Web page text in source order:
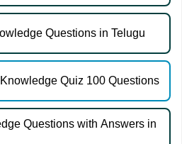
Questions in Telugu
Quiz 100 Questions
Questions with Answers in